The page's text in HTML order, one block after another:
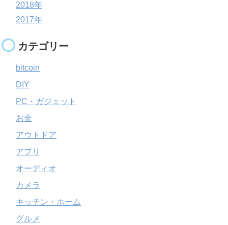
2018年
2017年
カテゴリー
bitcoin
DIY
PC・ガジェット
お金
アウトドア
アプリ
オーディオ
カメラ
キッチン・ホーム
グルメ